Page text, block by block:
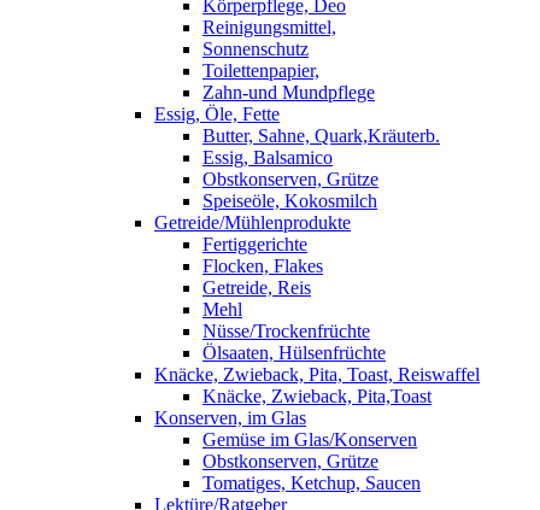
Körperpflege, Deo
Reinigungsmittel,
Sonnenschutz
Toilettenpapier,
Zahn-und Mundpflege
Essig, Öle, Fette
Butter, Sahne, Quark,Kräuterb.
Essig, Balsamico
Obstkonserven, Grütze
Speiseöle, Kokosmilch
Getreide/Mühlenprodukte
Fertiggerichte
Flocken, Flakes
Getreide, Reis
Mehl
Nüsse/Trockenfrüchte
Ölsaaten, Hülsenfrüchte
Knäcke, Zwieback, Pita, Toast, Reiswaffel
Knäcke, Zwieback, Pita,Toast
Konserven, im Glas
Gemüse im Glas/Konserven
Obstkonserven, Grütze
Tomatiges, Ketchup, Saucen
Lektüre/Ratgeber